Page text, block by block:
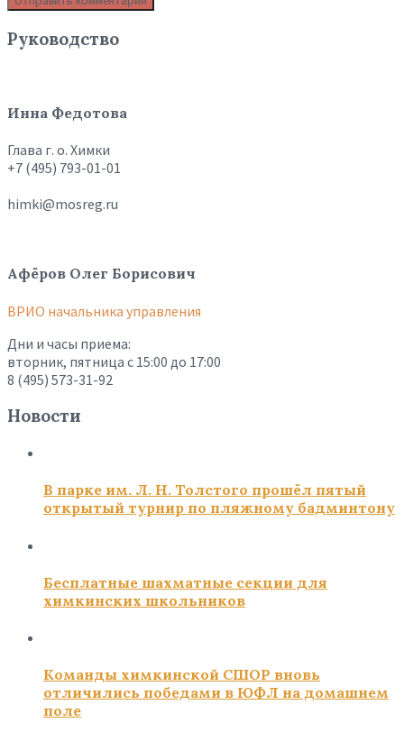
Руководство
Инна Федотова
Глава г. о. Химки
+7 (495) 793-01-01
himki@mosreg.ru
Афёров Олег Борисович
ВРИО начальника управления
Дни и часы приема:
вторник, пятница с 15:00 до 17:00
8 (495) 573-31-92
Новости
В парке им. Л. Н. Толстого прошёл пятый
открытый турнир по пляжному бадминтону
Бесплатные шахматные секции для
химкинских школьников
Команды химкинской СШОР вновь
отличились победами в ЮФЛ на домашнем
поле